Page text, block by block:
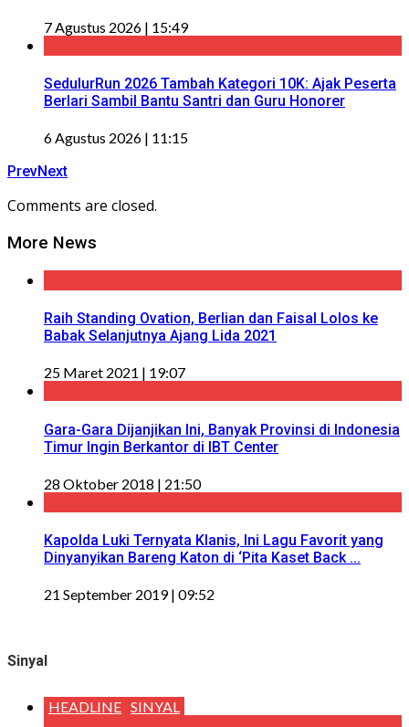
7 Agustus 2026 | 15:49
SedulurRun 2026 Tambah Kategori 10K: Ajak Peserta
Berlari Sambil Bantu Santri dan Guru Honorer
6 Agustus 2026 | 11:15
PrevNext
Comments are closed.
More News
Raih Standing Ovation, Berlian dan Faisal Lolos ke
Babak Selanjutnya Ajang Lida 2021
25 Maret 2021 | 19:07
Gara-Gara Dijanjikan Ini, Banyak Provinsi di Indonesia
Timur Ingin Berkantor di IBT Center
28 Oktober 2018 | 21:50
Kapolda Luki Ternyata Klanis, Ini Lagu Favorit yang
Dinyanyikan Bareng Katon di ‘Pita Kaset Back ...
21 September 2019 | 09:52
Sinyal
HEADLINE SINYAL